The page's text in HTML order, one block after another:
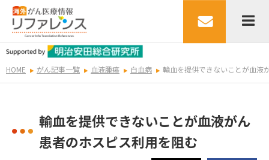
HOME がん記事一覧 血液腫瘍 白血病 輸血を提供できないことが血液
輸血を提供できないことが血液がん
患者のホスピス利用を阻む